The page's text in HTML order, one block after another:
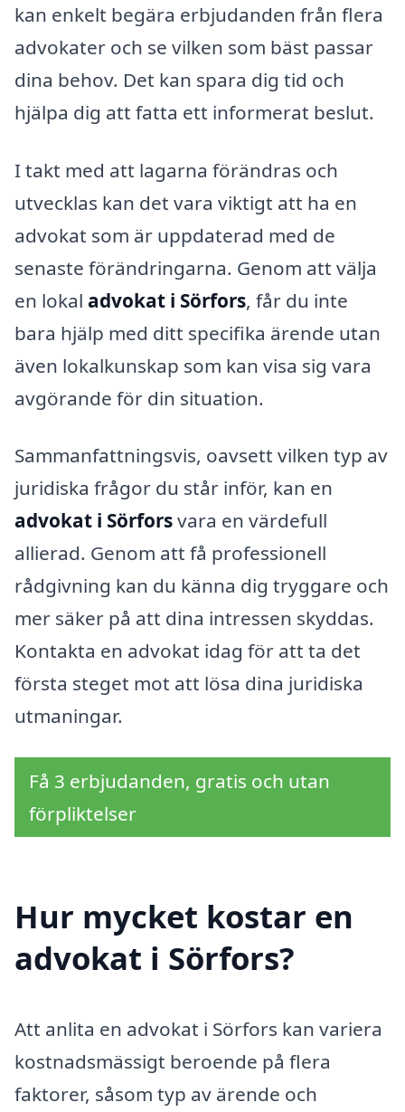
kan enkelt begära erbjudanden från flera
advokater och se vilken som bäst passar
dina behov. Det kan spara dig tid och
hjälpa dig att fatta ett informerat beslut.
I takt med att lagarna förändras och
utvecklas kan det vara viktigt att ha en
advokat som är uppdaterad med de
senaste förändringarna. Genom att välja
en lokal advokat i Sörfors, får du inte
bara hjälp med ditt specifika ärende utan
även lokalkunskap som kan visa sig vara
avgörande för din situation.
Sammanfattningsvis, oavsett vilken typ av
juridiska frågor du står inför, kan en
advokat i Sörforsvara en värdefull
allierad. Genom att få professionell
rådgivning kan du känna dig tryggare och
mer säker på att dina intressen skyddas.
Kontakta en advokat idag för att ta det
första steget mot att lösa dina juridiska
utmaningar.
Få 3 erbjudanden, gratis och utan
förpliktelser
Hur mycket kostar en
advokat i Sörfors?
Att anlita en advokat i Sörfors kan variera
kostnadsmässigt beroende på flera
faktorer, såsom typ av ärende och